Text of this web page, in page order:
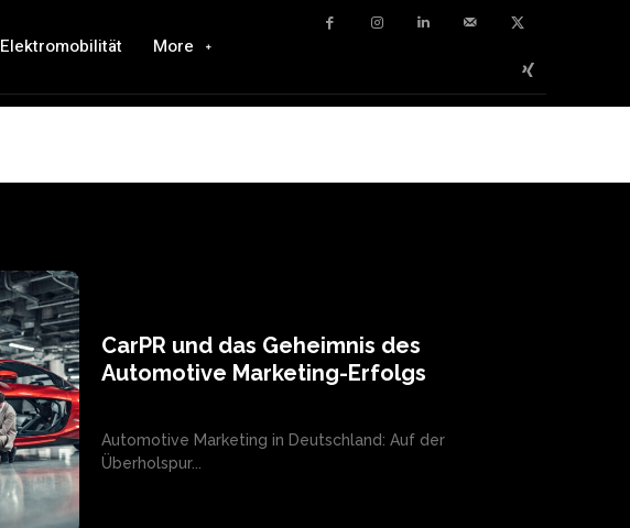
Elektromobilität More
CarPR und das Geheimnis des
Automotive Marketing-Erfolgs
Automotive Marketing in Deutschland: Auf der
Überholspur...